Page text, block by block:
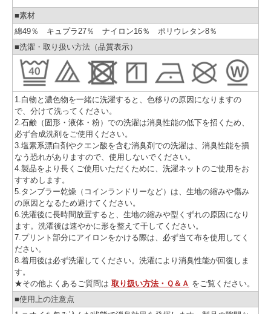
■素材
綿49％ キュプラ27％ ナイロン16％ ポリウレタン8％
■洗濯・取り扱い方法（品質表示）
1.白物と濃色物を一緒に洗濯すると、色移りの原因になりますの
で、分けて洗ってください。
2.石鹸（固形・液体・粉）での洗濯は消臭性能の低下を招くため、
必ず合成洗剤をご使用ください。
3.塩素系漂白剤やクエン酸を含む消臭剤での洗濯は、消臭性能を損
なう恐れがありますので、使用しないでください。
4.製品をより長くご使用いただくために、洗濯ネットのご使用をお
すすめします。
5.タンブラー乾燥（コインランドリーなど）は、生地の縮みや傷み
の原因となるため避けてください。
6.洗濯後に長時間放置すると、生地の縮みや型くずれの原因になり
ます。洗濯後は速やかに形を整えて干してください。
7.プリント部分にアイロンをかける際は、必ず当て布を使用してく
ださい。
8.着用後は必ず洗濯してください。洗濯により消臭性能が回復しま
す。
★その他よくあるご質問は 取り扱い方法・Ｑ＆Ａ をご覧ください。
■使用上の注意点